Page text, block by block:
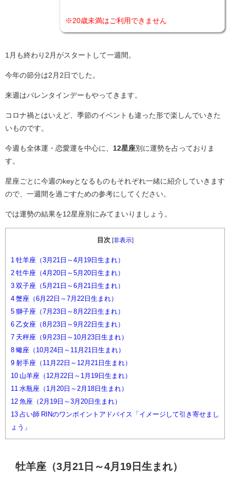
※20歳未満はご利用できません
1月も終わり2月がスタートして一週間。
今年の節分は2月2日でした。
来週はバレンタインデーもやってきます。
コロナ禍とはいえど、季節のイベントも違った形で楽しんでいきた
いものです。
今週も全体運・恋愛運を中心に、 12星座別に運勢を占っておりま
す。
星座ごとに今週のkeyとなるものもそれぞれ一緒に紹介していきます
ので、一週間を過ごすための参考にしてください。
では運勢の結果を12星座別にみてまいりましょう。
目次 [非表示]
1 牡羊座（3月21日～4月19日生まれ）
2 牡牛座（4月20日～5月20日生まれ）
3 双子座（5月21日～6月21日生まれ）
4 蟹座（6月22日～7月22日生まれ）
5 獅子座（7月23日～8月22日生まれ）
6 乙女座（8月23日～9月22日生まれ）
7 天秤座（9月23日～10月23日生まれ）
8 蠍座（10月24日～11月21日生まれ）
9 射手座（11月22日～12月21日生まれ）
10 山羊座（12月22日～1月19日生まれ）
11 水瓶座（1月20日～2月18日生まれ）
12 魚座（2月19日～3月20日生まれ）
13 占い師 RINのワンポイントアドバイス「イメージして引き寄せまし
ょう」
牡羊座（3月21日～4月19日生まれ）